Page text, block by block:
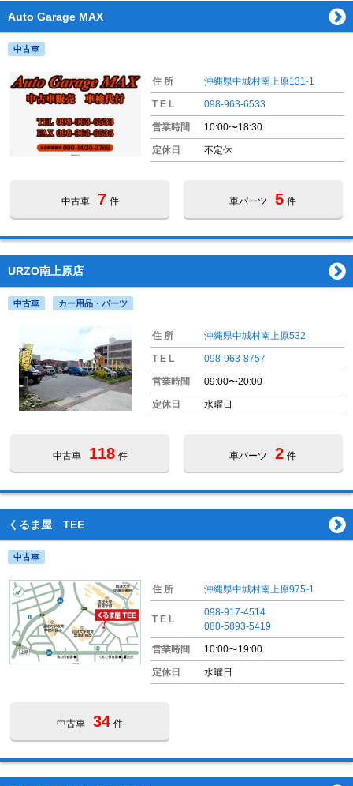
Auto Garage MAX
中古車
住 所 沖縄県中城村南上原131-1
T E L 098-963-6533
営業時間 10:00〜18:30
定休日 不定休
中古車 7 件 車パーツ 5 件
URZO南上原店
中古車 カー用品・パーツ
住 所 沖縄県中城村南上原532
T E L 098-963-8757
営業時間 09:00〜20:00
定休日 水曜日
中古車 118 件 車パーツ 2 件
くるま屋 TEE
中古車
住 所 沖縄県中城村南上原975-1
T E L
098-917-4514
080-5893-5419
営業時間 10:00〜19:00
定休日 水曜日
中古車 34 件